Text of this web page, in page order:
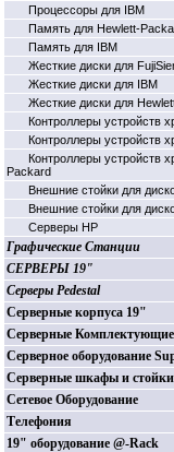
Процессоры для IBM
Память для Hewlett-
Память для IBM
Жесткие диски для
Жесткие диски для IBM
Жесткие диски для
Контроллеры устройств
Контроллеры устройств
Контроллеры устройств
Packard
Внешние стойки для
Внешние стойки для
Серверы HP
Графические Станции
СЕРВЕРЫ 19"
Серверы Pedestal
Серверные корпуса 19"
Серверные Комплектующие
Серверное оборудование
Серверные шкафы и
Сетевое Оборудование
Телефония
19" оборудование @-Rack